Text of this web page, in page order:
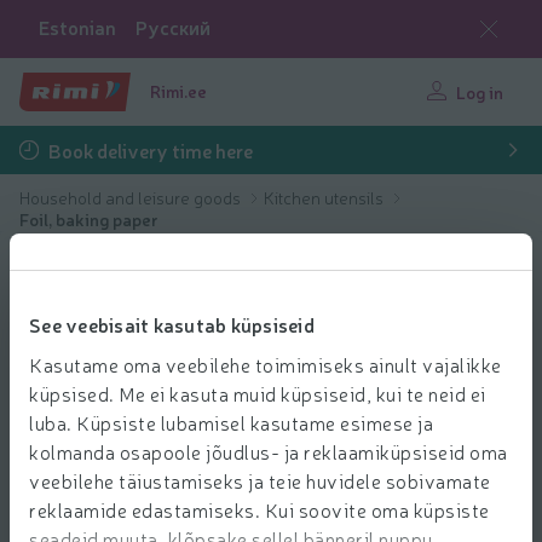
See veebisait kasutab küpsiseid
Kasutame oma veebilehe toimimiseks ainult vajalikke
küpsised. Me ei kasuta muid küpsiseid, kui te neid ei
luba. Küpsiste lubamisel kasutame esimese ja
kolmanda osapoole jõudlus- ja reklaamiküpsiseid oma
veebilehe täiustamiseks ja teie huvidele sobivamate
reklaamide edastamiseks. Kui soovite oma küpsiste
Estonian Русский
Rimi.ee Log in
Book delivery time here
Household and leisure goods
Kitchen utensils
Foil, baking paper